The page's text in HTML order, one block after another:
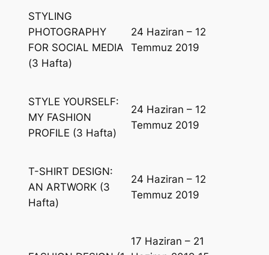
STYLING
PHOTOGRAPHY
FOR SOCIAL MEDIA
(3 Hafta)
24 Haziran – 12
Temmuz 2019
STYLE YOURSELF:
MY FASHION
PROFILE (3 Hafta)
24 Haziran – 12
Temmuz 2019
T-SHIRT DESIGN:
AN ARTWORK (3
Hafta)
24 Haziran – 12
Temmuz 2019
17 Haziran – 21